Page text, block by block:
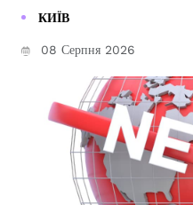
КИЇВ
08 Серпня 2026